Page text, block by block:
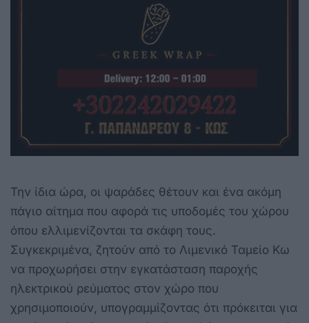
Την ίδια ώρα, οι ψαράδες θέτουν και ένα ακόμη
πάγιο αίτημα που αφορά τις υποδομές του χώρου
όπου ελλιμενίζονται τα σκάφη τους.
Συγκεκριμένα, ζητούν από το Λιμενικό Ταμείο Κω
να προχωρήσει στην εγκατάσταση παροχής
ηλεκτρικού ρεύματος στον χώρο που
χρησιμοποιούν, υπογραμμίζοντας ότι πρόκειται για